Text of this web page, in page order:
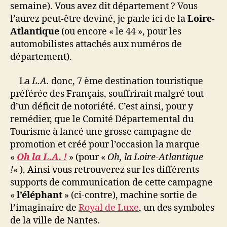
semaine). Vous avez dit département ? Vous
l’aurez peut-être deviné, je parle ici de laLoire-
Atlantique (ou encore « le 44 », pour les
automobilistes attachés aux numéros de
département).
LaL.A. donc, 7 ème destination touristique
préférée des Français, souffrirait malgré tout
d’un déficit de notoriété. C’est ainsi, pour y
remédier, que le Comité Départemental du
Tourisme à lancé une grosse campagne de
promotion et créé pour l’occasion la marque
« Oh la L.A. ! » (pour « Oh, la Loire-Atlantique
!« ). Ainsi vous retrouverez sur les différents
supports de communication de cette campagne
« l’éléphant » (ci-contre), machine sortie de
l’imaginaire de Royal de Luxe, un des symboles
de la ville de Nantes.